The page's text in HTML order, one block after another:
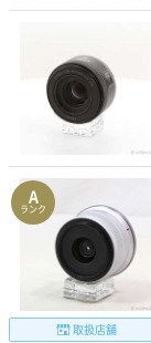
A
ランク
取扱店舗